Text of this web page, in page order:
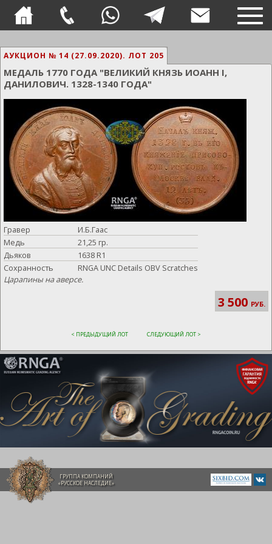
АУКЦИОН № 14 (27.09.2020). ЛОТ 205
МЕДАЛЬ 1770 ГОДА "ВЕЛИКИЙ КНЯЗЬ ИОАНН I,
ДАНИЛОВИЧ. 1328-1340 ГОДА"
Гравер
И.Б.Гаас
Медь
21,25 гр.
Дьяков
1638 R1
Сохранность
RNGA UNC Details OBV Scratches
Царапины на аверсе.
3 500 РУБ.
< ПРЕДЫДУЩИЙ ЛОТ СЛЕДУЮЩИЙ ЛОТ >
ГРУППА КОМПАНИЙ
«РУССКОЕ НАСЛЕДИЕ»